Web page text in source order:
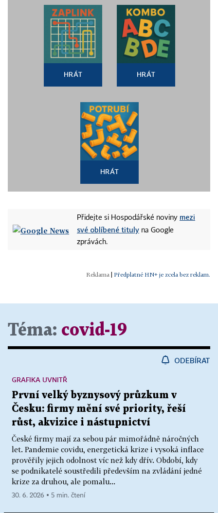
HRÁT HRÁT
HRÁT
Přidejte si Hospodářské noviny mezi
své oblíbené tituly na Google
zprávách.
Předplatné HN+ je zcela bez reklam.
Téma: covid-19
ODEBÍRAT
První velký byznysový průzkum v
Česku: firmy mění své priority, řeší
růst, akvizice i nástupnictví
České firmy mají za sebou pár mimořádně náročných
let. Pandemie covidu, energetická krize i vysoká inflace
prověřily jejich odolnost víc než kdy dřív. Období, kdy
se podnikatelé soustředili především na zvládání jedné
krize za druhou, ale pomalu...
GRAFIKA UVNITŘ
30. 6. 2026 ▪ 5 min. čtení